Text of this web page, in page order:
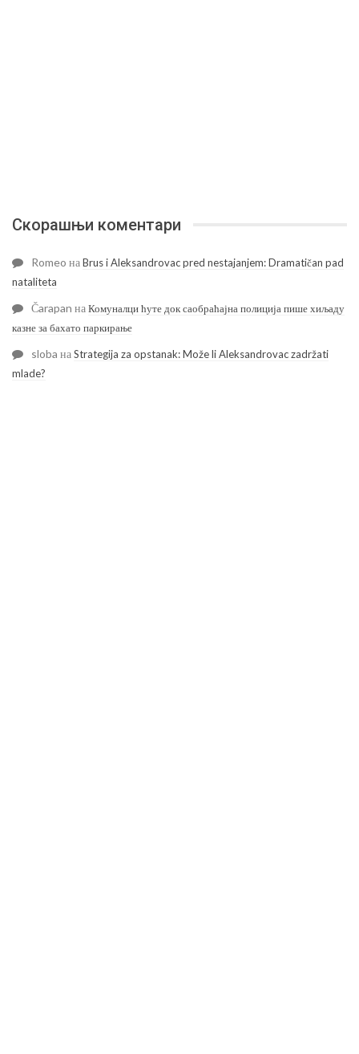
Скорашњи коментари
Romeo наBrus i Aleksandrovac pred nestajanjem: Dramatičan pad
nataliteta
Čarapan наКомуналци ћуте док саобраћајна полиција пише хиљаду
казне за бахато паркирање
sloba наStrategija za opstanak: Može li Aleksandrovac zadržati
mlade?